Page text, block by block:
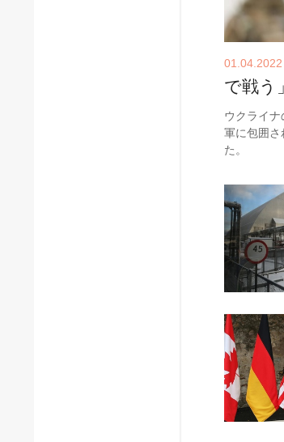
で戦う
ウクライ
軍に包囲さ
た。